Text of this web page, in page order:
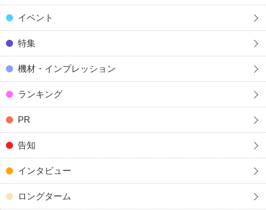
イベント
特集
機材・インプレッション
ランキング
PR
告知
インタビュー
ロングターム